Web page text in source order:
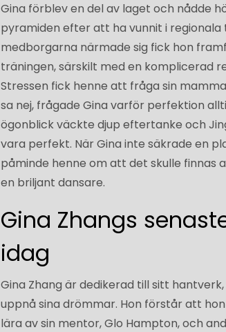
Gina förblev en del av laget och nådde
pyramiden efter att ha vunnit i
medborgarna närmade sig fick hon
träningen, särskilt med en komplicerad
Stressen fick henne att fråga sin
sa nej, frågade Gina varför perfektion
ögonblick väckte djup eftertanke och
vara perfekt. När Gina inte säkrade en
påminde henne om att det skulle finnas
en briljant dansare.
Gina Zhangs
idag
Gina Zhang är dedikerad till sitt
uppnå sina drömmar. Hon förstår att
lära av sin mentor, Glo Hampton, och